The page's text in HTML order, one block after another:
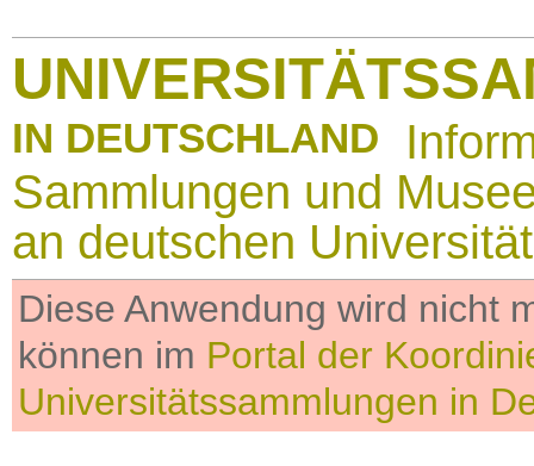
IN DEUTSCHLAND
Sammlungen und
an deutschen
Diese Anwendung wird nicht
können im Portal der
Universitätssammlungen in